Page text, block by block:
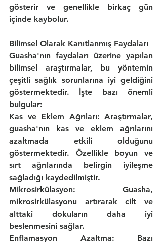
gösterir ve genellikle birkaç gün
içinde kaybolur.
Bilimsel Olarak Kanıtlanmış Faydaları
Guasha'nın faydaları üzerine yapılan
bilimsel araştırmalar, bu yöntemin
çeşitli sağlık sorunlarına iyi geldiğini
göstermektedir. İşte bazı önemli
bulgular:
Kas ve Eklem Ağrıları: Araştırmalar,
guasha'nın kas ve eklem ağrılarını
azaltmada etkili olduğunu
göstermektedir. Özellikle boyun ve
sırt ağrılarında belirgin iyileşme
sağladığı kaydedilmiştir.
Mikrosirkülasyon: Guasha,
mikrosirkülasyonu artırarak cilt ve
alttaki dokuların daha iyi
beslenmesini sağlar.
Enflamasyon Azaltma: Bazı